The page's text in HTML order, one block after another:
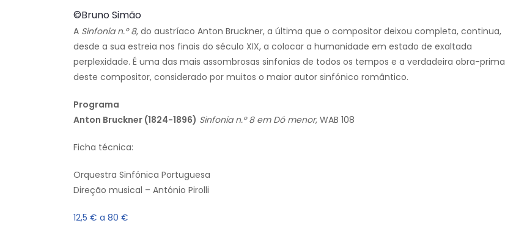
©Bruno Simão
A Sinfonia n.º 8, do austríaco Anton Bruckner, a última que o compositor deixou completa, continua,
desde a sua estreia nos finais do século XIX, a colocar a humanidade em estado de exaltada
perplexidade. É uma das mais assombrosas sinfonias de todos os tempos e a verdadeira obra-prima
deste compositor, considerado por muitos o maior autor sinfónico romântico.
Programa
Anton Bruckner (1824-1896) Sinfonia n.º 8 em Dó menor, WAB 108
Ficha técnica:
Orquestra Sinfónica Portuguesa
Direção musical – António Pirolli
12,5 € a 80 €